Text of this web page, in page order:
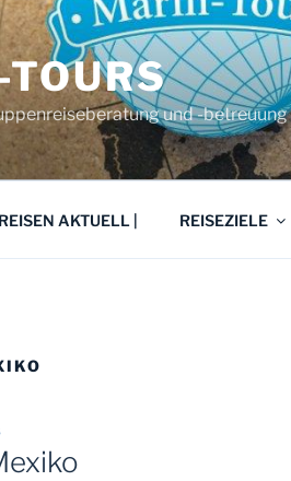
und -
AKTUELL | REISEZIELE